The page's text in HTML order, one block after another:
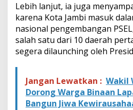
Lebih lanjut, ia juga
karena Kota Jambi masuk
nasional pengembangan
salah satu dari 10 daerah
segera dilaunching oleh
Jangan Lewatkan : Wakil
Dorong Warga Binaan
Bangun Jiwa